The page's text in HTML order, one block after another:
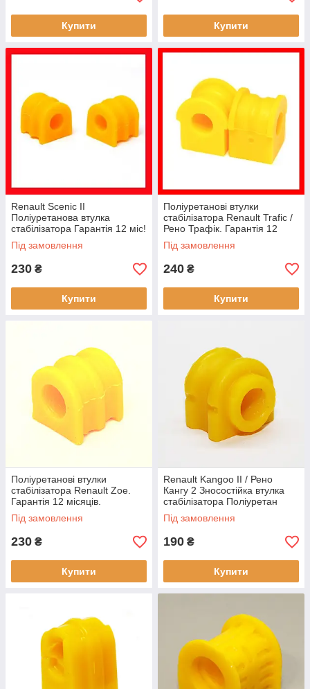
Купити Купити
Renault Scenic II
Поліуретанова втулка
стабілізатора Гарантія 12 міс!
7701059672, 7701059966
Під замовлення
230 ₴
Купити
Поліуретанові втулки
стабілізатора Renault Trafic /
Рено Трафік. Гарантія 12
місяців! 44 08 905
Під замовлення
240 ₴
Купити
Поліуретанові втулки
стабілізатора Renault Zoe.
Гарантія 12 місяців.
546112097R
Під замовлення
230 ₴
Купити
Renault Kangoo II / Рено
Кангу 2 Зносостійка втулка
стабілізатора Поліуретан
Гарантія 12 міс! 54 61 374
04R
Під замовлення
190 ₴
Купити